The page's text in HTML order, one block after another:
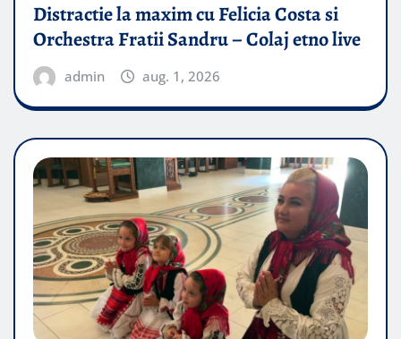
Distractie la maxim cu Felicia Costa si
Orchestra Fratii Sandru – Colaj etno live
admin aug. 1, 2026